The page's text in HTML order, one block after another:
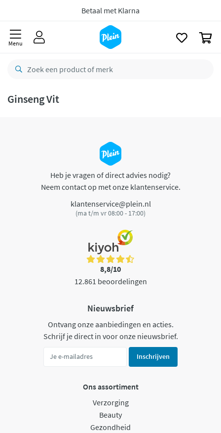
Betaal met Klarna
Menu
Ginseng Vit
Heb je vragen of direct advies nodig?
Neem contact op met onze klantenservice.
klantenservice@plein.nl
(ma t/m vr 08:00 - 17:00)
8,8/10
12.861 beoordelingen
Nieuwsbrief
Ontvang onze aanbiedingen en acties.
Schrijf je direct in voor onze nieuwsbrief.
Inschrijven
Ons assortiment
Verzorging
Beauty
Gezondheid